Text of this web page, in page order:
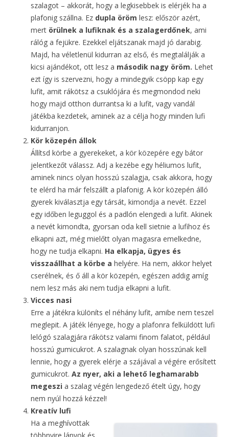
szalagot – akkorát, hogy a legkisebbek is elérjék ha a
plafonig szállna. Ez dupla öröm lesz: először azért,
mert örülnek a lufiknak és a szalagerdőnek, ami
rálóg a fejükre. Ezekkel eljátszanak majd jó darabig.
Majd, ha véletlenül kidurran az első, és megtalálják a
kicsi ajándékot, ott lesz a második nagy öröm. Lehet
ezt így is szervezni, hogy a mindegyik csöpp kap egy
lufit, amit rákötsz a csuklójára és megmondod neki
hogy majd otthon durrantsa ki a lufit, vagy vandál
játékba kezdetek, aminek az a célja hogy minden lufi
kidurranjon.
Kör közepén állok
Állítsd körbe a gyerekeket, a kör közepére egy bátor
jelentkezőt válassz. Adj a kezébe egy héliumos lufit,
aminek nincs olyan hosszú szalagja, csak akkora, hogy
te elérd ha már felszállt a plafonig. A kör közepén álló
gyerek kiválasztja egy társát, kimondja a nevét. Ezzel
egy időben leguggol és a padlón elengedi a lufit. Akinek
a nevét kimondta, gyorsan oda kell sietnie a lufihoz és
elkapni azt, még mielőtt olyan magasra emelkedne,
hogy ne tudja elkapni. Ha elkapja, ügyes és
visszaállhat a körbe a helyére. Ha nem, akkor helyet
cserélnek, és ő áll a kör közepén, egészen addig amíg
nem lesz más aki nem tudja elkapni a lufit.
Vicces nasi
Erre a játékra különíts el néhány lufit, amibe nem teszel
meglepit. A játék lényege, hogy a plafonra felküldött lufi
lelógó szalagjára rákötsz valami finom falatot, például
hosszú gumicukrot. A szalagnak olyan hosszúnak kell
lennie, hogy a gyerek elérje a szájával a végére erősített
gumicukrot. Az nyer, aki a lehető leghamarabb
megeszi a szalag végén lengedező ételt úgy, hogy
nem nyúl hozzá kézzel!
Kreatív lufi
Ha a meghívottak